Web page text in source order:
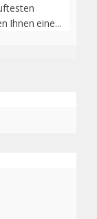
Ihnen eine...